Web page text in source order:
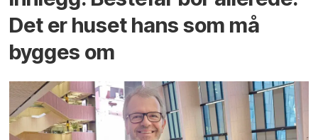
Det er huset hans som må
bygges om